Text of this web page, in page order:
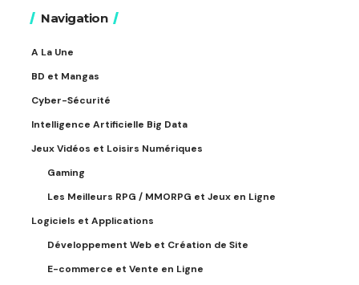
Navigation
A La Une
BD et Mangas
Cyber-Sécurité
Intelligence Artificielle Big Data
Jeux Vidéos et Loisirs Numériques
Gaming
Les Meilleurs RPG / MMORPG et Jeux en Ligne
Logiciels et Applications
Développement Web et Création de Site
E-commerce et Vente en Ligne